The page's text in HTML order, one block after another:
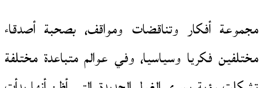
مجموعة أفكار وتناقضات ومواقف، بصحبة أصدقاء
مختلفين فكريا وسياسيا، وفي عوالم متباعدة مختلفة